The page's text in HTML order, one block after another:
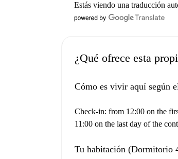
Estás viendo una traducción
¿Qué ofrece esta
Cómo es vivir aquí según
Check-in: from 12:00 on the
11:00 on the last day of the
Tu habitación (Dormitorio